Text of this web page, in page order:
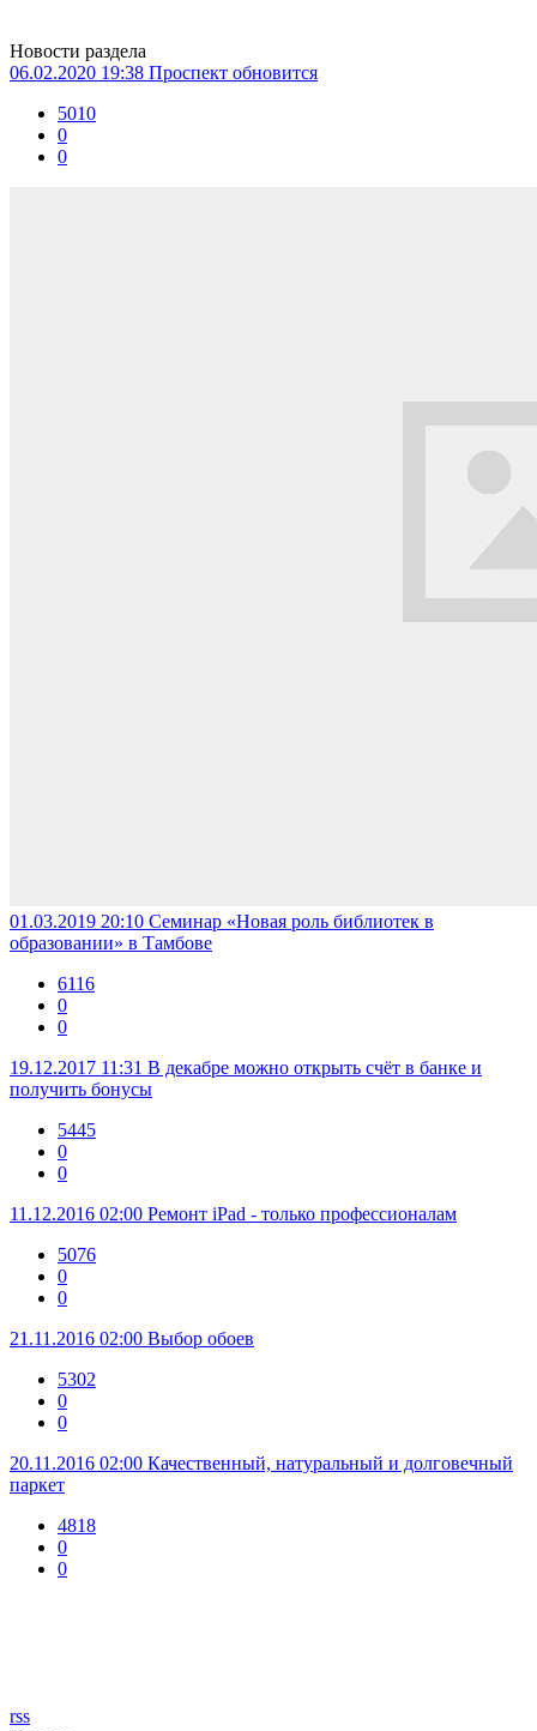
Новости раздела
06.02.2020 19:38 Проспект обновится
5010
0
0
01.03.2019 20:10 Семинар «Новая роль библиотек в
образовании» в Тамбове
6116
0
0
19.12.2017 11:31 В декабре можно открыть счёт в банке и
получить бонусы
5445
0
0
11.12.2016 02:00 Ремонт iPad - только профессионалам
5076
0
0
21.11.2016 02:00 Выбор обоев
5302
0
0
20.11.2016 02:00 Качественный, натуральный и долговечный
паркет
4818
0
0
rss